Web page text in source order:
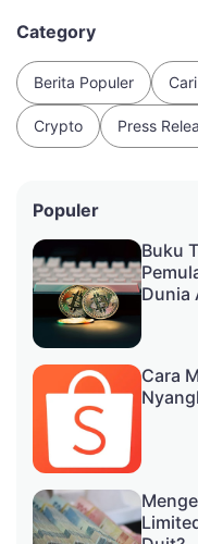
Category
Berita Populer
Crypto Press
Populer
Buku
Dunia
Cara